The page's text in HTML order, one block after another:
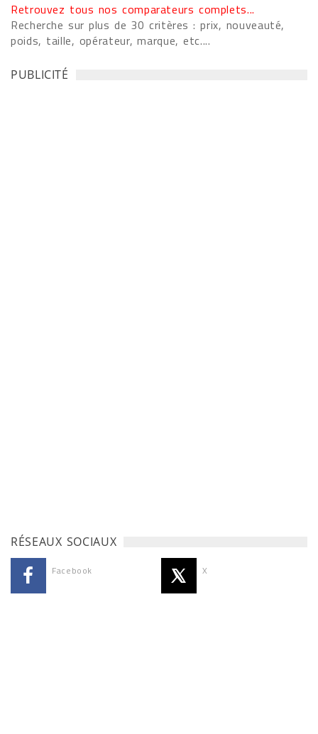
Retrouvez tous nos comparateurs complets...
Recherche sur plus de 30 critères : prix, nouveauté,
poids, taille, opérateur, marque, etc....
PUBLICITÉ
RÉSEAUX SOCIAUX
Facebook X